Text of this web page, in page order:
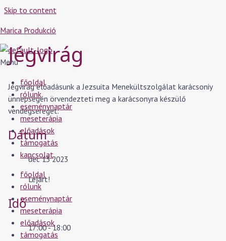
Skip to content
Marica Produkció
Menu
főoldal
rólunk
eseménynaptár
meseterápia
előadások
támogatás
kapcsolat
főoldal
rólunk
eseménynaptár
meseterápia
előadások
támogatás
Jégvirág
Jégvirág előadásunk a Jezsuita Menekültszolgálat karácsoniy
ünnepségén örvendezteti meg a karácsonyra készülő
vendégsereget.
Dátum
dec 13 2023
Lejárt!
Idő
17:00 - 18:00